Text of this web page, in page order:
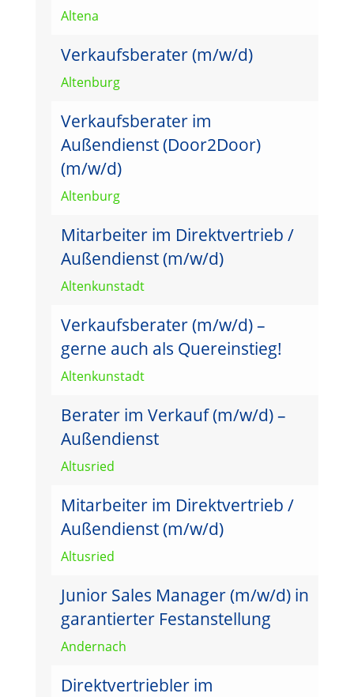
Altena
Verkaufsberater (m/w/d)
Altenburg
Verkaufsberater im
Außendienst (Door2Door)
(m/w/d)
Altenburg
Mitarbeiter im Direktvertrieb /
Außendienst (m/w/d)
Altenkunstadt
Verkaufsberater (m/w/d) –
gerne auch als Quereinstieg!
Altenkunstadt
Berater im Verkauf (m/w/d) –
Außendienst
Altusried
Mitarbeiter im Direktvertrieb /
Außendienst (m/w/d)
Altusried
Junior Sales Manager (m/w/d) in
garantierter Festanstellung
Andernach
Direktvertriebler im